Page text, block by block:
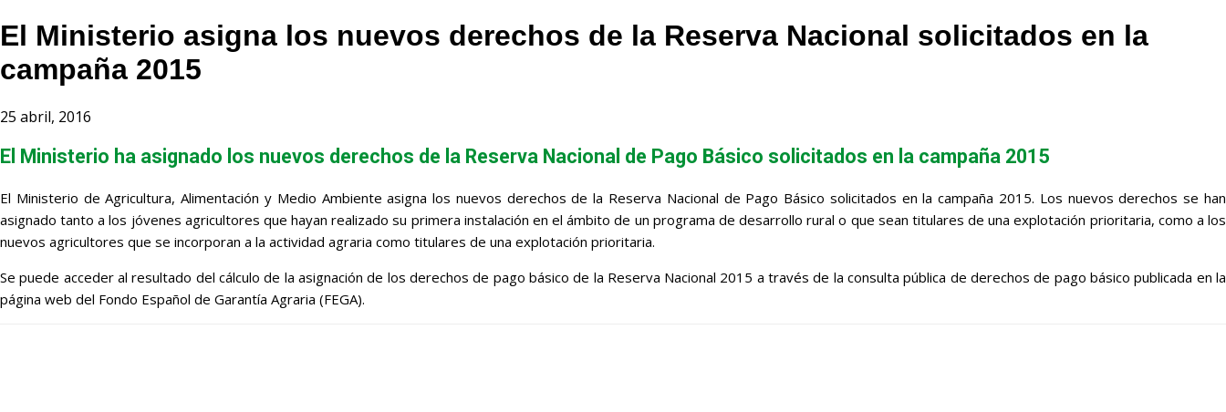
León
El Ministerio asigna los nuevos derechos de la Reserva Nacional solicitados en la
campaña 2015
25 abril, 2016
El Ministerio ha asignado los nuevos derechos de la Reserva Nacional de Pago Básico solicitados en la campaña 2015
El Ministerio de Agricultura, Alimentación y Medio Ambiente asigna los nuevos derechos de la Reserva Nacional de Pago Básico solicitados en la campaña 2015. Los nuevos derechos se han
asignado tanto a los jóvenes agricultores que hayan realizado su primera instalación en el ámbito de un programa de desarrollo rural o que sean titulares de una explotación prioritaria, como a los
nuevos agricultores que se incorporan a la actividad agraria como titulares de una explotación prioritaria.
Se puede acceder al resultado del cálculo de la asignación de los derechos de pago básico de la Reserva Nacional 2015 a través de la consulta pública de derechos de pago básico publicada en la
página web del Fondo Español de Garantía Agraria (FEGA).